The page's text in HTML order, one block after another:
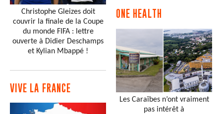
Christophe Gleizes doit
couvrir la finale de la Coupe
du monde FIFA : lettre
ouverte à Didier Deschamps
et Kylian Mbappé !
VIVE LA FRANCE
ONE HEALTH
Les Caraïbes n’ont vraiment
pas intérêt à